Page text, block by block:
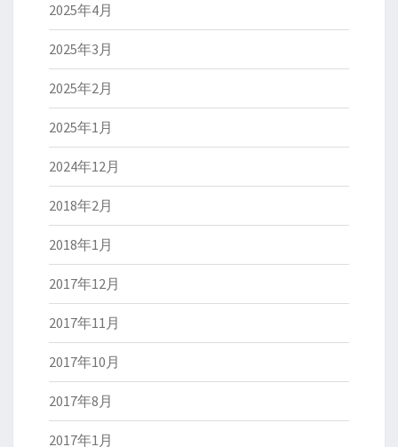
2025年4月
2025年3月
2025年2月
2025年1月
2024年12月
2018年2月
2018年1月
2017年12月
2017年11月
2017年10月
2017年8月
2017年1月